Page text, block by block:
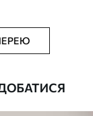
покриття.